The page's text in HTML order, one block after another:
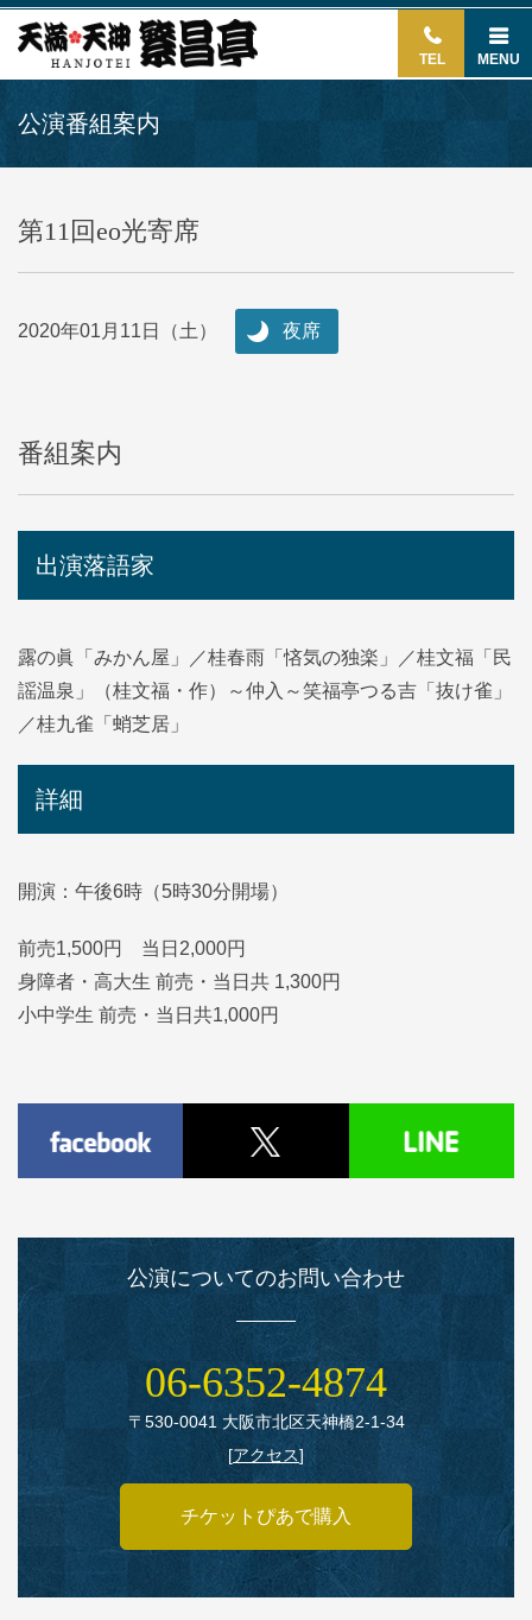
TEL MENU
公演番組案内
第11回eo光寄席
2020年01月11日（土） 夜席
番組案内
出演落語家
露の眞「みかん屋」／桂春雨「悋気の独楽」／桂文福「民
謡温泉」（桂文福・作）～仲入～笑福亭つる吉「抜け雀」
／桂九雀「蛸芝居」
詳細
開演：午後6時（5時30分開場）
前売1,500円 当日2,000円
身障者・高大生 前売・当日共 1,300円
小中学生 前売・当日共1,000円
公演についてのお問い合わせ
06‑6352‑4874
〒530‑0041 大阪市北区天神橋2‑1‑34
[アクセス]
チケットぴあで購入